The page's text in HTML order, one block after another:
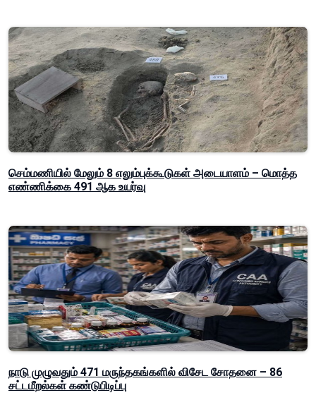
செம்மணியில் மேலும் 8 எலும்புக்கூடுகள் அடையாளம் – மொத்த
எண்ணிக்கை 491 ஆக உயர்வு
நாடு முழுவதும் 471 மருந்தகங்களில் விசேட சோதனை – 86
சட்டமீறல்கள் கண்டுபிடிப்பு